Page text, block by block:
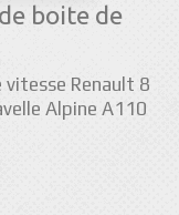
boite de
Renault 8
Alpine A110